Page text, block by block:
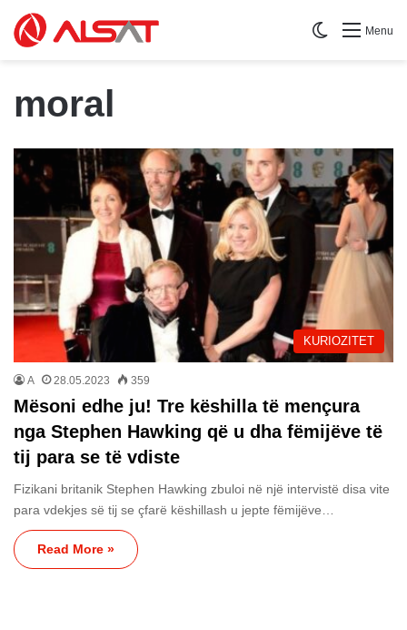
Menu
Switch skin
moral
KURIOZITET
A 28.05.2023 359
Mësoni edhe ju! Tre këshilla të mençura
nga Stephen Hawking që u dha fëmijëve të
tij para se të vdiste
Fizikani britanik Stephen Hawking zbuloi në një intervistë disa vite
para vdekjes së tij se çfarë këshillash u jepte fëmijëve…
Read More »